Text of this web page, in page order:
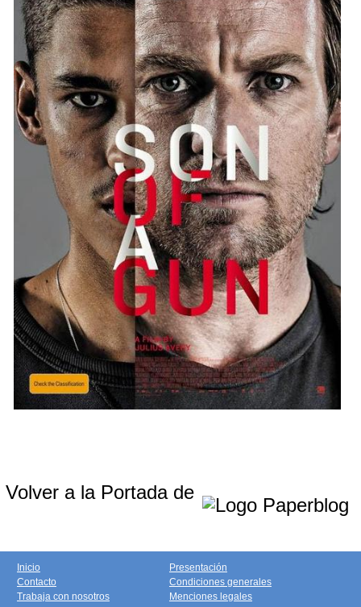
Volver a la Portada de
Inicio
Contacto
Trabaja con nosotros
Presentación
Condiciones generales
Menciones legales